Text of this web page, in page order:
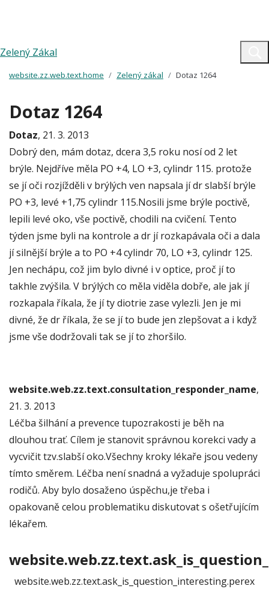
Zelený Zákal
website.zz.web.text.home Zelený zákal Dotaz 1264
Dotaz 1264
Dotaz, 21. 3. 2013
Dobrý den, mám dotaz, dcera 3,5 roku nosí od 2 let
brýle. Nejdříve měla PO +4, LO +3, cylindr 115. protože
se jí oči rozjížděli v brýlých ven napsala jí dr slabší brýle
PO +3, levé +1,75 cylindr 115.Nosili jsme brýle poctivě,
lepili levé oko, vše poctivě, chodili na cvičení. Tento
týden jsme byli na kontrole a dr jí rozkapávala oči a dala
jí silnější brýle a to PO +4 cylindr 70, LO +3, cylindr 125.
Jen nechápu, což jim bylo divné i v optice, proč jí to
takhle zvýšila. V brýlých co měla viděla dobře, ale jak jí
rozkapala říkala, že jí ty diotrie zase vylezli. Jen je mi
divné, že dr říkala, že se jí to bude jen zlepšovat a i když
jsme vše dodržovali tak se jí to zhoršilo.
website.web.zz.text.consultation_responder_name,
21. 3. 2013
Léčba šilhání a prevence tupozrakosti je běh na
dlouhou trať. Cílem je stanovit správnou korekci vady a
vycvičit tzv.slabší oko.Všechny kroky lékaře jsou vedeny
tímto směrem. Léčba není snadná a vyžaduje spolupráci
rodičů. Aby bylo dosaženo úspěchu,je třeba i
opakovaně celou problematiku diskutovat s ošetřujícím
lékařem.
website.web.zz.text.ask_is_question_interesting.perex